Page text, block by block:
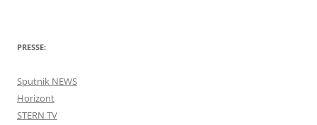
PRESSE:
Sputnik NEWS
Horizont
STERN TV